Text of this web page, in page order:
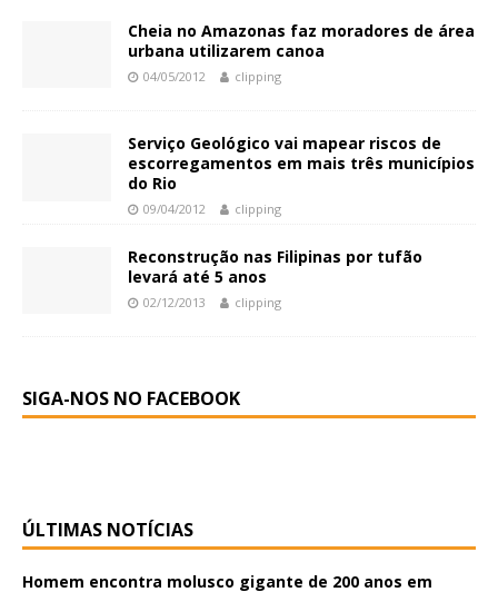
Cheia no Amazonas faz moradores de área
urbana utilizarem canoa
04/05/2012 clipping
Serviço Geológico vai mapear riscos de
escorregamentos em mais três municípios
do Rio
09/04/2012 clipping
Reconstrução nas Filipinas por tufão
levará até 5 anos
02/12/2013 clipping
SIGA-NOS NO FACEBOOK
ÚLTIMAS NOTÍCIAS
Homem encontra molusco gigante de 200 anos em